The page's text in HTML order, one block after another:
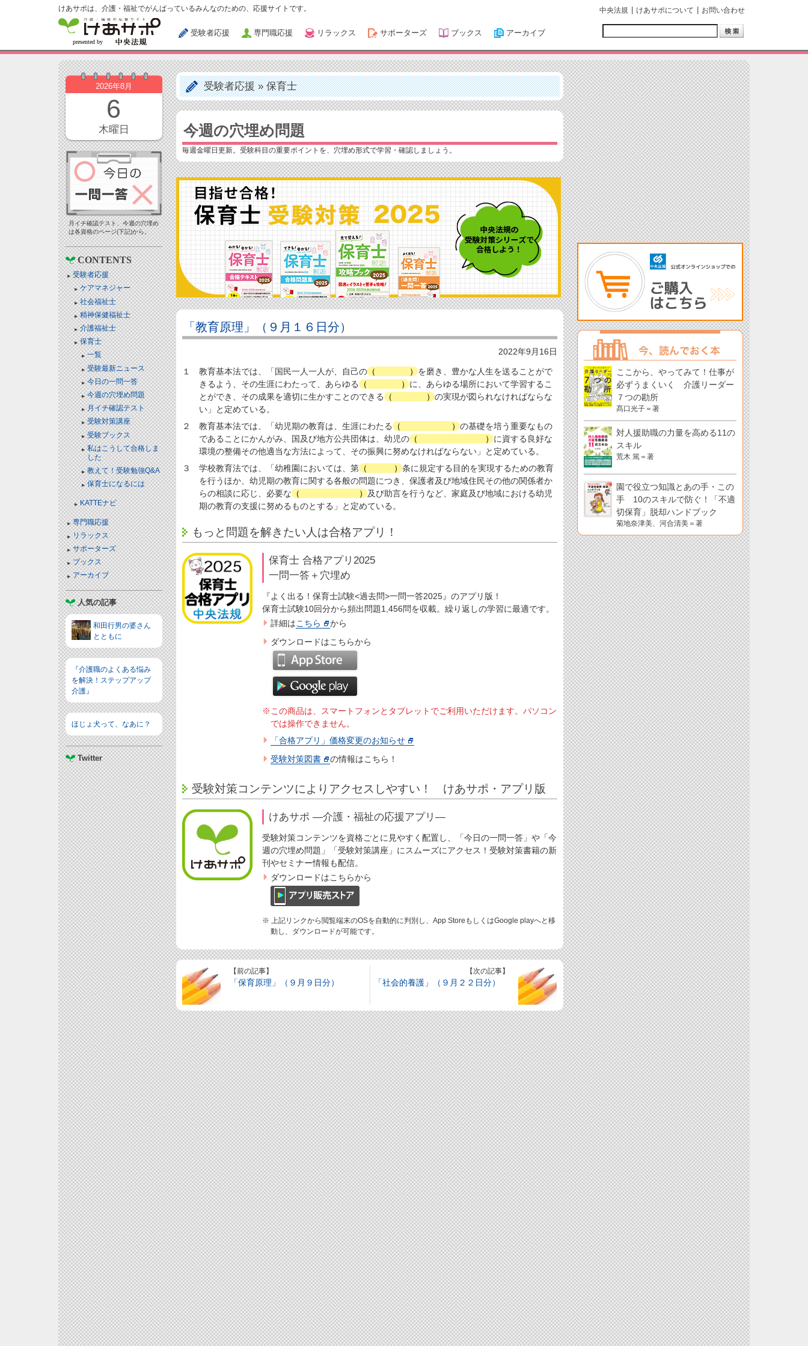
けあサポは、介護・福祉でがんばっているみんなのための、応援サイトです。
受験者応援 専門職応援 リラックス サポーターズ ブックス アーカイブ
中央法規 けあサポについて お問い合わせ
2026年8月
6
木曜日
月イチ確認テスト、今週の穴埋め
は各資格のページ(下記)から。
CONTENTS
受験者応援
ケアマネジャー
社会福祉士
精神保健福祉士
介護福祉士
保育士
一覧
受験最新ニュース
今日の一問一答
今週の穴埋め問題
月イチ確認テスト
受験対策講座
受験ブックス
私はこうして合格しま
した
教えて！受験勉強Q&A
保育士になるには
KATTEナビ
専門職応援
リラックス
サポーターズ
ブックス
アーカイブ
人気の記事
和田行男の婆さん
とともに
『介護職のよくある悩み
を解決！ステップアップ
介護』
ほじょ犬って、なあに？
Twitter
受験者応援»保育士
今週の穴埋め問題
毎週金曜日更新。受験科目の重要ポイントを、穴埋め形式で学習・確認しましょう。
「教育原理」（９月１６日分）
2022年9月16日
１ 教育基本法では、「国民一人一人が、自己の（ ）を磨き、豊かな人生を送ることがで
きるよう、その生涯にわたって、あらゆる（ ）に、あらゆる場所において学習するこ
とができ、その成果を適切に生かすことのできる（ ）の実現が図られなければならな
い」と定めている。
２ 教育基本法では、「幼児期の教育は、生涯にわたる（ ）の基礎を培う重要なもの
であることにかんがみ、国及び地方公共団体は、幼児の（ ）に資する良好な
環境の整備その他適当な方法によって、その振興に努めなければならない」と定めている。
３ 学校教育法では、「幼稚園においては、第（ ）条に規定する目的を実現するための教育
を行うほか、幼児期の教育に関する各般の問題につき、保護者及び地域住民その他の関係者か
らの相談に応じ、必要な（ ）及び助言を行うなど、家庭及び地域における幼児
期の教育の支援に努めるものとする」と定めている。
もっと問題を解きたい人は合格アプリ！
保育士 合格アプリ2025
一問一答＋穴埋め
『よく出る！保育士試験<過去問>一問一答2025』のアプリ版！
保育士試験10回分から頻出問題1,456問を収載。繰り返しの学習に最適です。
詳細はこちら
から
ダウンロードはこちらから
※この商品は、スマートフォンとタブレットでご利用いただけます。パソコン
では操作できません。
「合格アプリ」価格変更のお知らせ
受験対策図書
の情報はこちら！
受験対策コンテンツによりアクセスしやすい！ けあサポ・アプリ版
けあサポ ―介護・福祉の応援アプリ―
受験対策コンテンツを資格ごとに見やすく配置し、「今日の一問一答」や「今
週の穴埋め問題」「受験対策講座」にスムーズにアクセス！受験対策書籍の新
刊やセミナー情報も配信。
ダウンロードはこちらから
※ 上記リンクから閲覧端末のOSを自動的に判別し、App StoreもしくはGoogle playへと移
動し、ダウンロードが可能です。
【前の記事】
「保育原理」（９月９日分）
【次の記事】
「社会的養護」（９月２２日分）
ここから、やってみて！仕事が
必ずうまくいく 介護リーダー
７つの勘所
髙口光子＝著
対人援助職の力量を高める11の
スキル
荒木 篤＝著
園で役立つ知識とあの手・この
手 10のスキルで防ぐ！「不適
切保育」脱却ハンドブック
菊地奈津美、河合清美＝著